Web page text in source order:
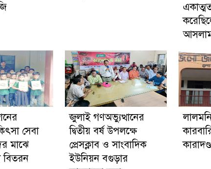
সেবা
মাঝে
বিতরন
জুলাই গণঅভ্যুত্থানের
দ্বিতীয় বর্ষ উপলক্ষে
প্রেসক্লাব ও সাংবাদিক
ইউনিয়ন বগুড়ার
কারাদণ্ড